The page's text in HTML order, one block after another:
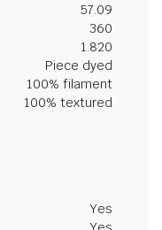
57.09
360
1.820
Piece dyed
100% filament
100% textured
Yes